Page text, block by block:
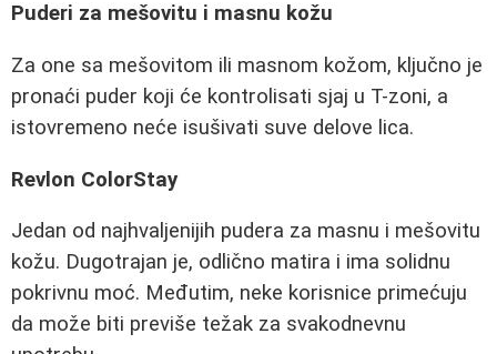
Puderi za mešovitu i masnu kožu
Za one sa mešovitom ili masnom kožom, ključno je
pronaći puder koji će kontrolisati sjaj u T-zoni, a
istovremeno neće isušivati suve delove lica.
Revlon ColorStay
Jedan od najhvaljenijih pudera za masnu i mešovitu
kožu. Dugotrajan je, odlično matira i ima solidnu
pokrivnu moć. Međutim, neke korisnice primećuju
da može biti previše težak za svakodnevnu